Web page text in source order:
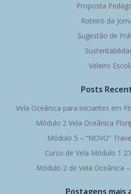
Proposta
Roteiro da
Sugestão de
Veleiro
Posts
Vela Oceânica para iniciantes em
Módulo 2 Vela Oceânica
Módulo 5 – “NOVO”
Curso de Vela Módulo 1
Módulo 2 de Vela Oceânica
Postagens mais